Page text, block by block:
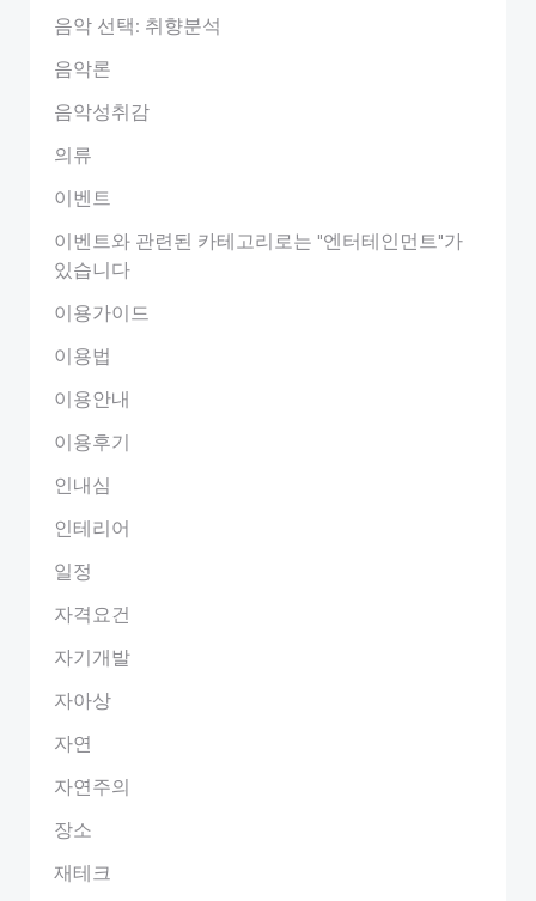
음악 선택: 취향분석
음악론
음악성취감
의류
이벤트
이벤트와 관련된 카테고리로는 "엔터테인먼트"가
있습니다
이용가이드
이용법
이용안내
이용후기
인내심
인테리어
일정
자격요건
자기개발
자아상
자연
자연주의
장소
재테크